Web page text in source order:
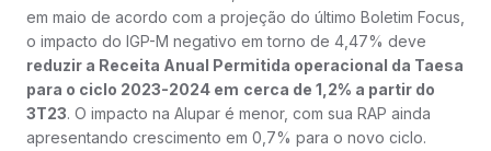
em maio de acordo com a projeção do último Boletim Focus,
o impacto do IGP-M negativo em torno de 4,47% deve
reduzir a Receita Anual Permitida operacional da Taesa
para o ciclo 2023-2024 em cerca de 1,2% a partir do
3T23. O impacto na Alupar é menor, com sua RAP ainda
apresentando crescimento em 0,7% para o novo ciclo.